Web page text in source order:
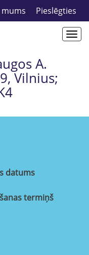
mums Pieslēgties
A.
Vilnius;
datums
termiņš